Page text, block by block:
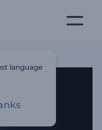
language